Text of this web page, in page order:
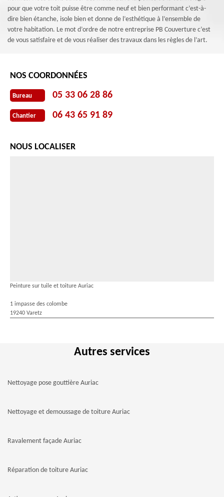
pour que votre toit puisse être comme neuf et bien performant c’est-à-
dire bien étanche, isole bien et donne de l’esthétique à l’ensemble de
votre habitation. Le mot d’ordre de notre entreprise PB Couverture c’est
de vous satisfaire et de vous réaliser des travaux dans les règles de l’art.
NOS COORDONNÉES
Bureau 05 33 06 28 86
Chantier 06 43 65 91 89
NOUS LOCALISER
Peinture sur tuile et toiture Auriac
1 impasse des colombe
19240 Varetz
Autres services
Nettoyage pose gouttière Auriac
Nettoyage et demoussage de toiture Auriac
Ravalement façade Auriac
Réparation de toiture Auriac